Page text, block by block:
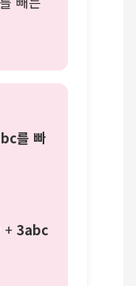
를 빠
+ 3abc